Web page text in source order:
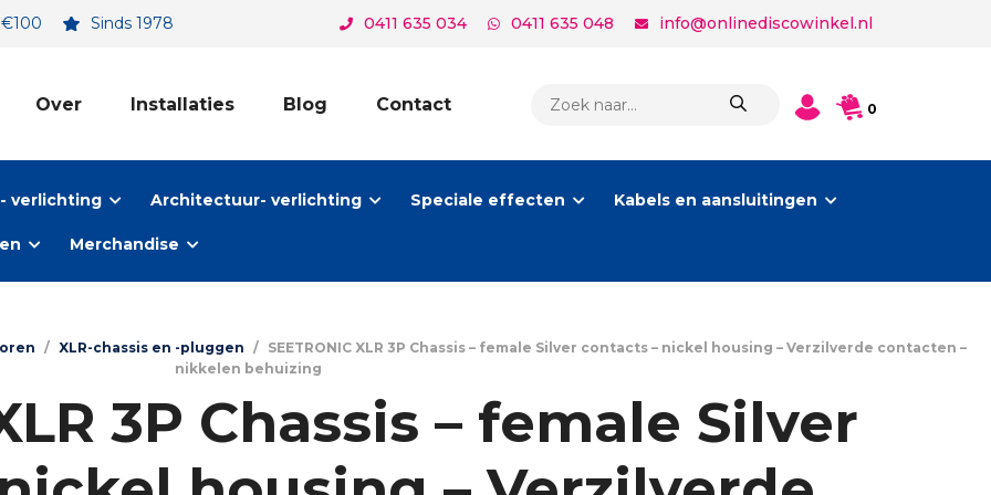
Sinds 1978 0411 635 034 0411 635 048 info@onlinediscowinkel.nl
Over Installaties Blog Contact
ZOEKEN
0
verlichting Architectuur- verlichting Speciale effecten Kabels en aansluitingen
Merchandise
/ XLR-chassis en -pluggen / SEETRONIC XLR 3P Chassis – female Silver contacts – nickel housing – Verzilverde contacten –
nikkelen behuizing
3P Chassis – female Silver